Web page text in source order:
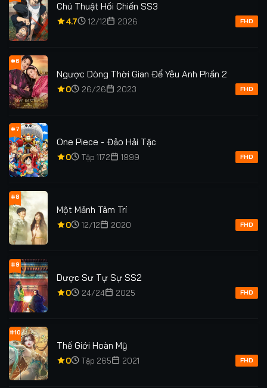
Chú Thuật Hồi Chiến SS3
4.7 12/12 2026 FHD
#6
Ngược Dòng Thời Gian Để Yêu Anh Phần 2
0 26/26 2023 FHD
#7
One Piece - Đảo Hải Tặc
0 Tập 1172 1999 FHD
#8
Một Mảnh Tâm Trí
0 12/12 2020 FHD
#9
Dược Sư Tự Sự SS2
0 24/24 2025 FHD
#10
Thế Giới Hoàn Mỹ
0 Tập 265 2021 FHD